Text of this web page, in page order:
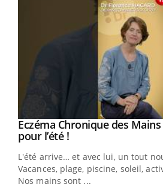
Youtube
Eczéma Chronique des
pour l’été !Youtube
L'été arrive… et avec lui, un tout
Vacances, plage, piscine, soleil,
Nos mains sont ...